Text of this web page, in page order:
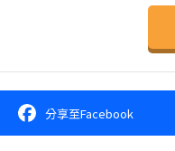
分享至Facebook